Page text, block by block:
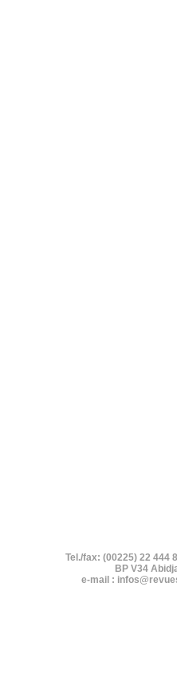
Tel./fax: (00225) 22 444
BP V34
e-mail :